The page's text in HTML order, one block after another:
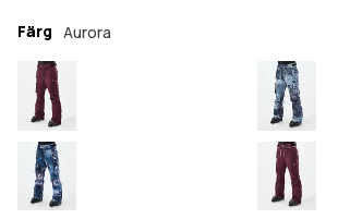
Färg Aurora